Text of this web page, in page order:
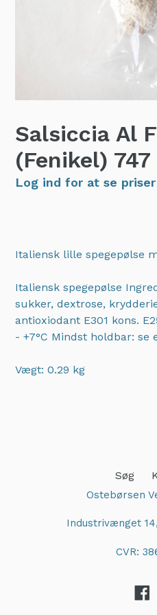
Salsiccia Al
(Fenikel) 747
Log ind for at se priser
Italiensk lille spegepølse
Italiensk spegepølse
sukker, dextrose,
antioxiodant E301 kons.
- +7°C Mindst holdbar: se
Vægt: 0.29 kg
Søg
Ostebørsen
Industrivænget
CVR: